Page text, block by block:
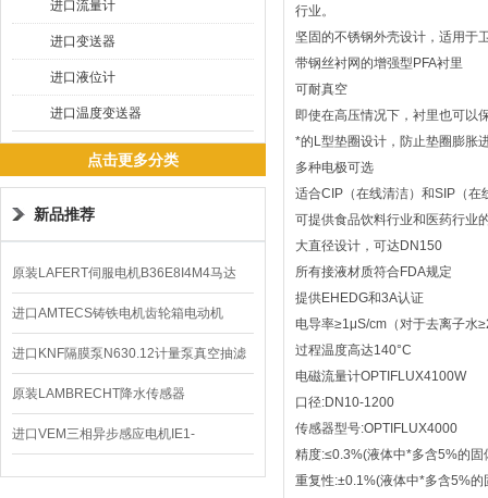
进口流量计
进口变送器
进口液位计
进口温度变送器
点击更多分类
新品推荐
原装LAFERT伺服电机B36E8I4M4马达
B5602价格
进口AMTECS铸铁电机齿轮箱电动机
AMAS
进口KNF隔膜泵N630.12计量泵真空抽滤
泵价格
原装LAMBRECHT降水传感器
00.14575.20气象仪
进口VEM三相异步感应电机IE1-
K21R80G4马达
行业。
坚固的不锈钢外壳设计，适用于
带钢丝衬网的增强型PFA衬里
可耐真空
即使在高压情况下，衬里也可以
*的L型垫圈设计，防止垫圈膨胀
多种电极可选
适合CIP（在线清洁）和SIP（在
可提供食品饮料行业和医药行业
大直径设计，可达DN150
所有接液材质符合FDA规定
提供EHEDG和3A认证
电导率≥1μS/cm（对于去离子水
过程温度高达140°C
电磁流量计OPTIFLUX4100W
口径:DN10-1200
传感器型号:OPTIFLUX4000
精度:≤0.3%(液体中*多含5%的固
重复性:±0.1%(液体中*多含5%的